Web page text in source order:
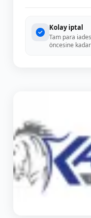
Kolay iptal
Tam para
öncesine